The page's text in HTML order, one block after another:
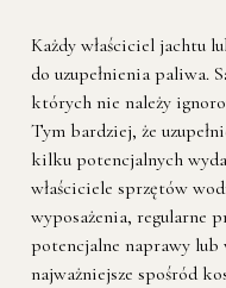
Każdy właściciel jachtu
do uzupełnienia paliwa.
których nie należy
Tym bardziej, że
kilku potencjalnych
właściciele sprzętów
wyposażenia, regularne
potencjalne naprawy lub
najważniejsze spośród